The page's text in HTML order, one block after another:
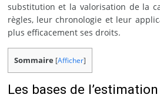
substitution et la valorisation de la
règles, leur chronologie et leur
plus efficacement ses droits.
Sommaire [Afficher]
Les bases de